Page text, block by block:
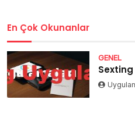
En Çok Okunanlar
GENEL